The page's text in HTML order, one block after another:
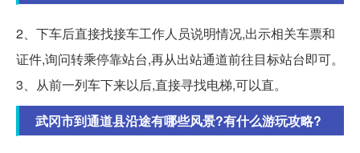
2、下车后直接找接车工作人员说明情况,出示相关车票和
证件,询问转乘停靠站台,再从出站通道前往目标站台即可。
3、从前一列车下来以后,直接寻找电梯,可以直。
武冈市到通道县沿途有哪些风景?有什么游玩攻略?